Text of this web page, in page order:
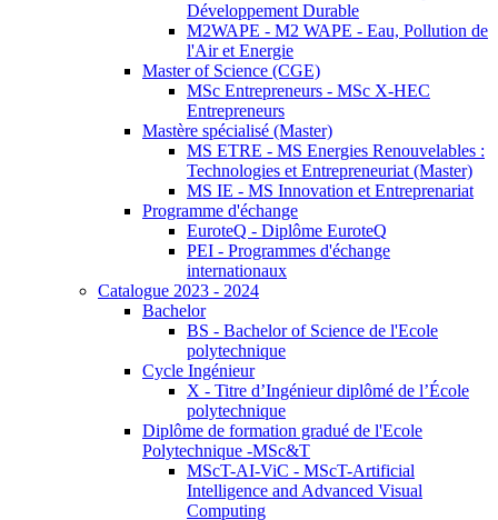
Développement Durable
M2WAPE - M2 WAPE - Eau, Pollution de
l'Air et Energie
Master of Science (CGE)
MSc Entrepreneurs - MSc X-HEC
Entrepreneurs
Mastère spécialisé (Master)
MS ETRE - MS Energies Renouvelables :
Technologies et Entrepreneuriat (Master)
MS IE - MS Innovation et Entreprenariat
Programme d'échange
EuroteQ - Diplôme EuroteQ
PEI - Programmes d'échange
internationaux
Catalogue 2023 - 2024
Bachelor
BS - Bachelor of Science de l'Ecole
polytechnique
Cycle Ingénieur
X - Titre d’Ingénieur diplômé de l’École
polytechnique
Diplôme de formation gradué de l'Ecole
Polytechnique -MSc&T
MScT-AI-ViC - MScT-Artificial
Intelligence and Advanced Visual
Computing